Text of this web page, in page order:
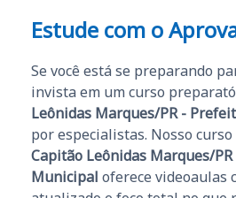
Estude com o
Se você está se preparando
invista em um curso
Leônidas Marques/PR -
por especialistas. Nosso
Capitão Leônidas Marques/
Municipal oferece videoaulas